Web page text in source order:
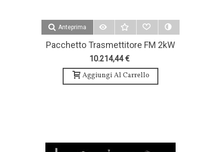
Anteprima
Pacchetto Trasmettitore FM 2kW
4 Antenna Bay E Accessori - Teko
Broascast
10.214,44 €
Aggiungi Al Carrello